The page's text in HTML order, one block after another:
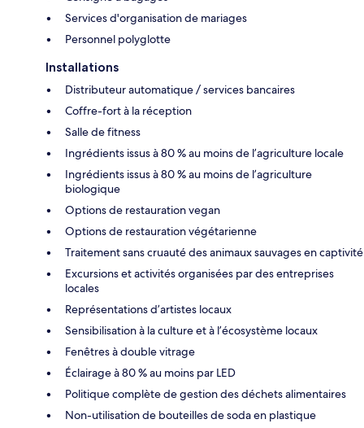
Services d'organisation de mariages
Personnel polyglotte
Installations
Distributeur automatique / services bancaires
Coffre-fort à la réception
Salle de fitness
Ingrédients issus à 80 % au moins de l’agriculture locale
Ingrédients issus à 80 % au moins de l’agriculture
biologique
Options de restauration vegan
Options de restauration végétarienne
Traitement sans cruauté des animaux sauvages en captivité
Excursions et activités organisées par des entreprises
locales
Représentations d’artistes locaux
Sensibilisation à la culture et à l’écosystème locaux
Fenêtres à double vitrage
Éclairage à 80 % au moins par LED
Politique complète de gestion des déchets alimentaires
Non-utilisation de bouteilles de soda en plastique